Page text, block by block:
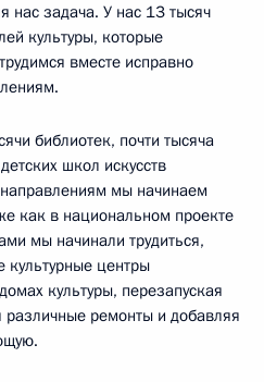
нас задача. У нас 13 тысяч
культуры, которые
вместе исправно
библиотек, почти тысяча
школ искусств
мы начинаем
как в национальном проекте
мы начинали трудиться,
культурные центры
культуры, перезапуская
различные ремонты и добавляя